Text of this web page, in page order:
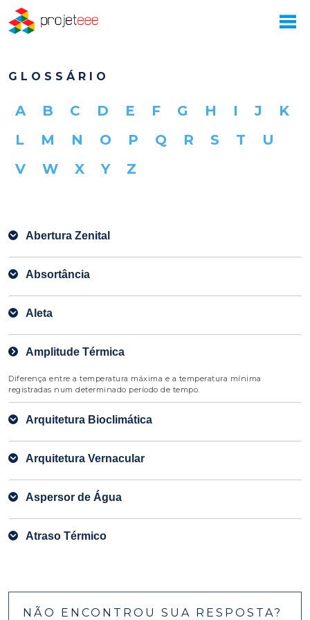
GLOSSÁRIO
A B C D E F G H I J
K
L
M N O P Q R S T
U
V
W X Y Z
Abertura Zenital
Absortância
Aleta
Amplitude Térmica
Diferença entre a temperatura máxima e a temperatura mínima
registradas num determinado período de tempo.
Arquitetura Bioclimática
Arquitetura Vernacular
Aspersor de Água
Atraso Térmico
NÃO ENCONTROU SUA RESPOSTA?